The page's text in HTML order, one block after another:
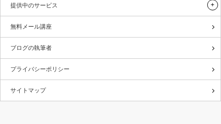
提供中のサービス
無料メール講座
ブログの執筆者
プライバシーポリシー
サイトマップ